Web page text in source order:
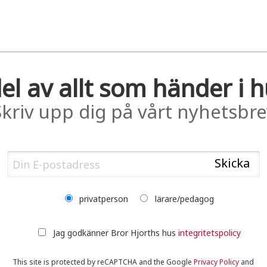
av allt som händer i
upp dig på vårt
privatperson lärare/pedagog
Jag godkänner Bror Hjorths hus integritetspolicy
This site is protected by reCAPTCHA and the GooglePrivacy Policy and